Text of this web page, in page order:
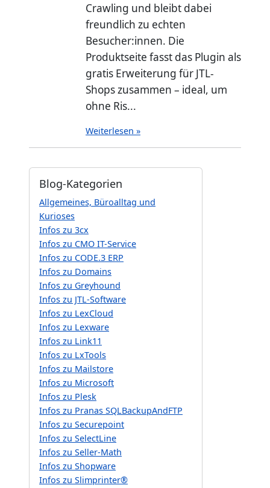
Crawling und bleibt dabei
freundlich zu echten
Besucher:innen. Die
Produktseite fasst das Plugin als
gratis Erweiterung für JTL-
Shops zusammen – ideal, um
ohne Ris...
Weiterlesen »
Blog-Kategorien
Allgemeines, Büroalltag und
Kurioses
Infos zu 3cx
Infos zu CMO IT-Service
Infos zu CODE.3 ERP
Infos zu Domains
Infos zu Greyhound
Infos zu JTL-Software
Infos zu LexCloud
Infos zu Lexware
Infos zu Link11
Infos zu LxTools
Infos zu Mailstore
Infos zu Microsoft
Infos zu Plesk
Infos zu Pranas SQLBackupAndFTP
Infos zu Securepoint
Infos zu SelectLine
Infos zu Seller-Math
Infos zu Shopware
Infos zu Slimprinter®